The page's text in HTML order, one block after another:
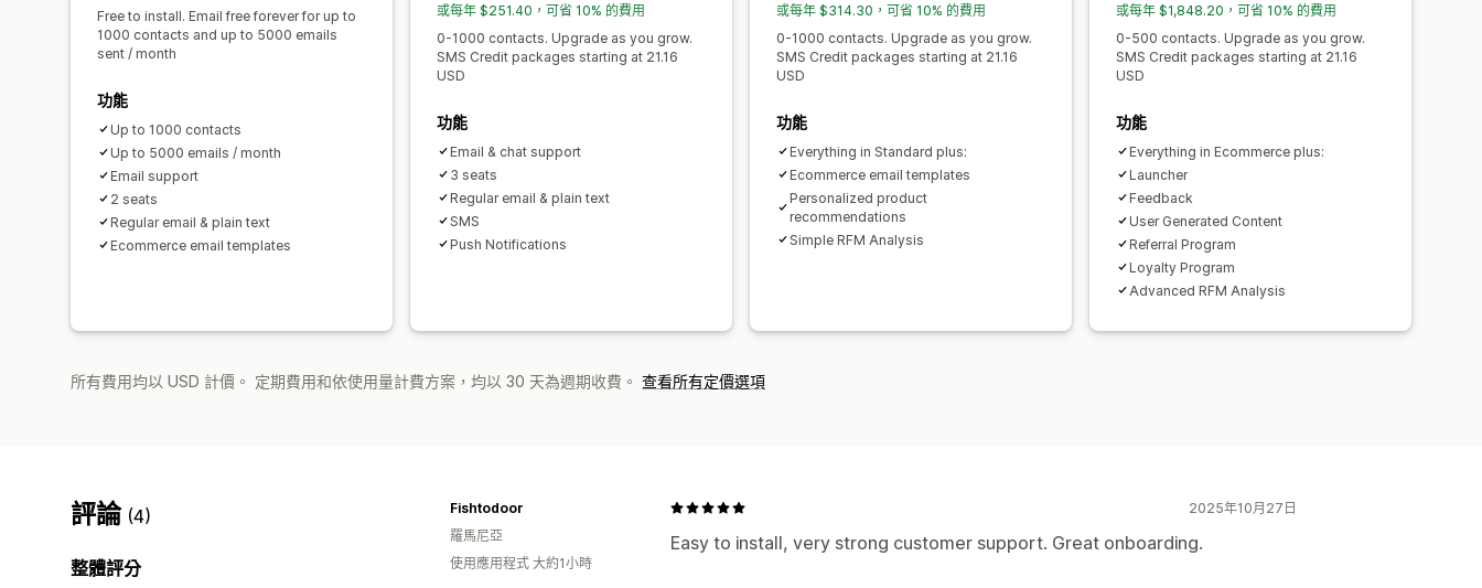
Free to install. Email free forever for up to
1000 contacts and up to 5000 emails
sent / month
功能
Up to 1000 contacts
Up to 5000 emails / month
Email support
2 seats
Regular email & plain text
Ecommerce email templates
或每年 $251.40，可省 10% 的費用
0-1000 contacts. Upgrade as you grow.
SMS Credit packages starting at 21.16
USD
功能
Email & chat support
3 seats
Regular email & plain text
SMS
Push Notifications
或每年 $314.30，可省 10% 的費用
0-1000 contacts. Upgrade as you grow.
SMS Credit packages starting at 21.16
USD
功能
Everything in Standard plus:
Ecommerce email templates
Personalized product
recommendations
Simple RFM Analysis
或每年 $1,848.20，可省 10% 的費用
0-500 contacts. Upgrade as you grow.
SMS Credit packages starting at 21.16
USD
功能
Everything in Ecommerce plus:
Launcher
Feedback
User Generated Content
Referral Program
Loyalty Program
Advanced RFM Analysis
所有費用均以 USD 計價。 定期費用和依使用量計費方案，均以 30 天為週期收費。 查看所有定價選項
評論 (4)
整體評分
2025年10月27日
Easy to install, very strong customer support. Great onboarding.
Fishtodoor
羅馬尼亞
使用應用程式 大約1小時